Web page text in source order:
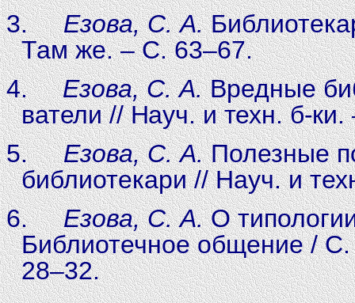
3.
Езова, С. А.
Там же. – С. 63–67.
4.
Езова, С. А.Вредные
ватели // Науч. и техн. б-
5.
Езова, С. А.Полезные
библиотекари // Науч. и
6.
Езова, С. А.О
Библиотечное общение /
28–32.